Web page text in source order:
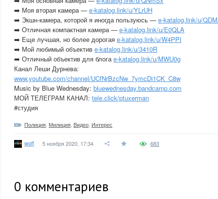
➡️ Моя вторая камера — e-katalog.link/u/YLrUH
➡️ Экшн-камера, которой я иногда пользуюсь — e-katalog.link/u/
➡️ Отличная компактная камера — e-katalog.link/u/E0QLA
➡️ Еще лучшая, но более дорогая e-katalog.link/u/W4PPI
➡️ Мой любимый объектив e-katalog.link/u/3410R
➡️ Отличный объектив для блогаe-katalog.link/u/MWU0g
Канал Леши Дурнева:
www.youtube.com/channel/UCfNrBzcNw_7ymcDi1CK_C8w
Music by Blue Wednesday: bluewednesday.bandcamp.com
МОЙ ТЕЛЕГРАМ КАНАЛ: tele.click/ptuxerman
#студия
Полиция Милиция Видео Интерес
woff 5 ноября 2020, 17:34 683
0 комментариев